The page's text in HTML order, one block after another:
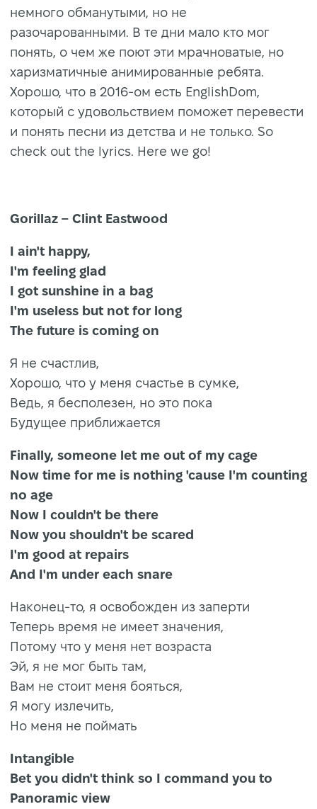
немного обманутыми, но не
разочарованными. В те дни мало кто мог
понять, о чем же поют эти мрачноватые, но
харизматичные анимированные ребята.
Хорошо, что в 2016-ом есть EnglishDom,
который с удовольствием поможет перевести
и понять песни из детства и не только. So
check out the lyrics. Here we go!
Gorillaz – Clint Eastwood
I ain't happy,
I'm feeling glad
I got sunshine in a bag
I'm useless but not for long
The future is coming on
Я не счастлив,
Хорошо, что у меня счастье в сумке,
Ведь, я бесполезен, но это пока
Будущее приближается
Finally, someone let me out of my cage
Now time for me is nothing 'cause I'm counting
no age
Now I couldn't be there
Now you shouldn't be scared
I'm good at repairs
And I'm under each snare
Наконец-то, я освобожден из заперти
Теперь время не имеет значения,
Потому что у меня нет возраста
Эй, я не мог быть там,
Вам не стоит меня бояться,
Я могу излечить,
Но меня не поймать
Intangible
Bet you didn't think so I command you to
Panoramic view